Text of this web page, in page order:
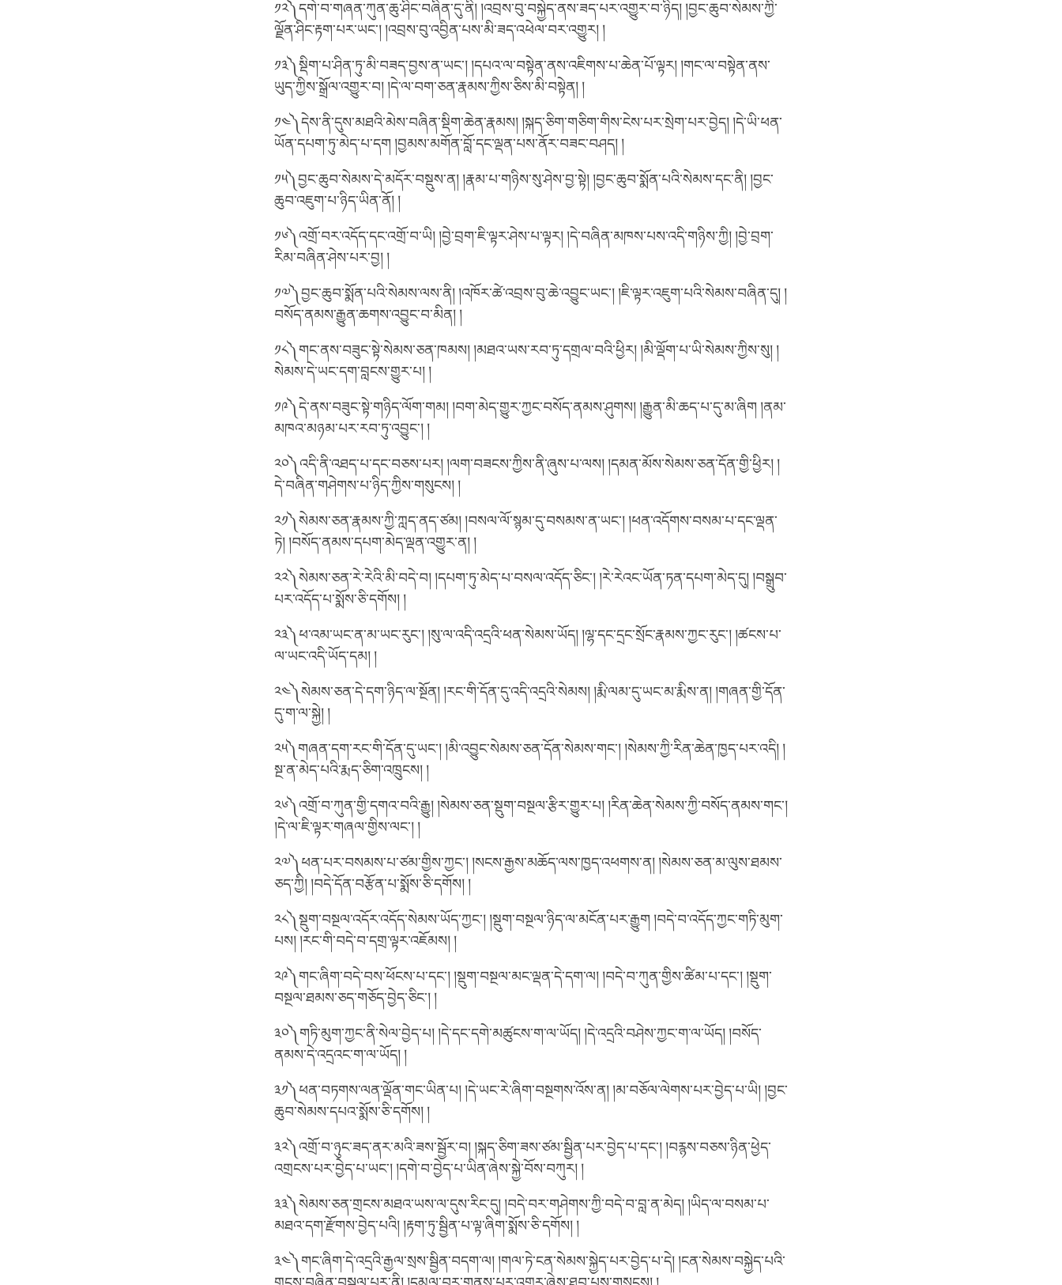
༡༢༽དགེ་བ་གཞན་ཀུན་ཆུ་ཤིང་བཞིན་དུ་ནི། །འབྲས་བུ་བསྐྱེད་ནས་ཟད་པར་འགྱུར་བ་ཉིད། །བྱང་ཆུབ་སེམས་ཀྱི་
ལྗོན་ཤིང་རྟག་པར་ཡང་། །འབྲས་བུ་འབྱིན་པས་མི་ཟད་འཕེལ་བར་འགྱུར། །
༡༣༽སྡིག་པ་ཤིན་ཏུ་མི་བཟད་བྱས་ན་ཡང་། །དཔའ་ལ་བསྟེན་ནས་འཇིགས་པ་ཆེན་པོ་ལྟར། །གང་ལ་བསྟེན་ནས་
ཡུད་ཀྱིས་སྒྲོལ་འགྱུར་བ། །དེ་ལ་བག་ཅན་རྣམས་ཀྱིས་ཅིས་མི་བསྟེན། །
༡༤༽དེས་ནི་དུས་མཐའི་མེས་བཞིན་སྡིག་ཆེན་རྣམས། །སྐད་ཅིག་གཅིག་གིས་ངེས་པར་སྲེག་པར་བྱེད། །དེ་ཡི་ཕན་
ཡོན་དཔག་ཏུ་མེད་པ་དག །བྱམས་མགོན་བློ་དང་ལྡན་པས་ནོར་བཟང་བཤད། །
༡༥༽བྱང་ཆུབ་སེམས་དེ་མདོར་བསྡུས་ན། །རྣམ་པ་གཉིས་སུ་ཤེས་བྱ་སྟེ། །བྱང་ཆུབ་སྨོན་པའི་སེམས་དང་ནི། །བྱང་
ཆུབ་འཇུག་པ་ཉིད་ཡིན་ནོ། །
༡༦༽འགྲོ་བར་འདོད་དང་འགྲོ་བ་ཡི། །བྱེ་བྲག་ཇི་ལྟར་ཤེས་པ་ལྟར། །དེ་བཞིན་མཁས་པས་འདི་གཉིས་ཀྱི། །བྱེ་བྲག་
རིམ་བཞིན་ཤེས་པར་བྱ། །
༡༧༽བྱང་ཆུབ་སྨོན་པའི་སེམས་ལས་ནི། །འཁོར་ཚེ་འབྲས་བུ་ཆེ་འབྱུང་ཡང་། །ཇི་ལྟར་འཇུག་པའི་སེམས་བཞིན་དུ། །
བསོད་ནམས་རྒྱུན་ཆགས་འབྱུང་བ་མིན། །
༡༨༽གང་ནས་བཟུང་སྟེ་སེམས་ཅན་ཁམས། །མཐའ་ཡས་རབ་ཏུ་དགྲལ་བའི་ཕྱིར། །མི་ལྡོག་པ་ཡི་སེམས་ཀྱིས་སུ། །
སེམས་དེ་ཡང་དག་བླངས་གྱུར་པ། །
༡༩༽དེ་ནས་བཟུང་སྟེ་གཉིད་ལོག་གམ། །བག་མེད་གྱུར་ཀྱང་བསོད་ནམས་ཤུགས། །རྒྱུན་མི་ཆད་པ་དུ་མ་ཞིག །ནམ་
མཁའ་མཉམ་པར་རབ་ཏུ་འབྱུང་། །
༢༠༽འདི་ནི་འཐད་པ་དང་བཅས་པར། །ལག་བཟངས་ཀྱིས་ནི་ཞུས་པ་ལས། །དམན་མོས་སེམས་ཅན་དོན་གྱི་ཕྱིར། །
དེ་བཞིན་གཤེགས་པ་ཉིད་ཀྱིས་གསུངས། །
༢༡༽སེམས་ཅན་རྣམས་ཀྱི་ཀླད་ནད་ཙམ། །བསལ་ལོ་སྙམ་དུ་བསམས་ན་ཡང་། །ཕན་འདོགས་བསམ་པ་དང་ལྡན་
ཏེ། །བསོད་ནམས་དཔག་མེད་ལྡན་འགྱུར་ན། །
༢༢༽སེམས་ཅན་རེ་རེའི་མི་བདེ་བ། །དཔག་ཏུ་མེད་པ་བསལ་འདོད་ཅིང་། །རེ་རེའང་ཡོན་ཏན་དཔག་མེད་དུ། །བསྒྲུབ་
པར་འདོད་པ་སྨོས་ཅི་དགོས། །
༢༣༽ཕ་འམ་ཡང་ན་མ་ཡང་རུང་། །སུ་ལ་འདི་འདྲའི་ཕན་སེམས་ཡོད། །ལྷ་དང་དྲང་སྲོང་རྣམས་ཀྱང་རུང་། །ཚངས་པ་
ལ་ཡང་འདི་ཡོད་དམ། །
༢༤༽སེམས་ཅན་དེ་དག་ཉིད་ལ་སྔོན། །རང་གི་དོན་དུ་འདི་འདྲའི་སེམས། །རྨི་ལམ་དུ་ཡང་མ་རྨིས་ན། །གཞན་གྱི་དོན་
དུ་ག་ལ་སྐྱེ། །
༢༥༽གཞན་དག་རང་གི་དོན་དུ་ཡང་། །མི་འབྱུང་སེམས་ཅན་དོན་སེམས་གང་། །སེམས་ཀྱི་རིན་ཆེན་ཁྱད་པར་འདི། །
སྔ་ན་མེད་པའི་རྨད་ཅིག་འཁྲུངས། །
༢༦༽འགྲོ་བ་ཀུན་གྱི་དགའ་བའི་རྒྱུ། །སེམས་ཅན་སྡུག་བསྔལ་རྩིར་གྱུར་པ། །རིན་ཆེན་སེམས་ཀྱི་བསོད་ནམས་གང་།
།དེ་ལ་ཇི་ལྟར་གཞལ་གྱིས་ལང་། །
༢༧༽ཕན་པར་བསམས་པ་ཙམ་གྱིས་ཀྱང་། །སངས་རྒྱས་མཆོད་ལས་ཁྱད་འཕགས་ན། །སེམས་ཅན་མ་ལུས་ཐམས་
ཅད་ཀྱི། །བདེ་དོན་བརྩོན་པ་སྨོས་ཅི་དགོས། །
༢༨༽སྡུག་བསྔལ་འདོར་འདོད་སེམས་ཡོད་ཀྱང་། །སྡུག་བསྔལ་ཉིད་ལ་མངོན་པར་རྒྱུག །བདེ་བ་འདོད་ཀྱང་གཏི་མུག་
པས། །རང་གི་བདེ་བ་དགྲ་ལྟར་འཇོམས། །
༢༩༽གང་ཞིག་བདེ་བས་ཕོངས་པ་དང་། །སྡུག་བསྔལ་མང་ལྡན་དེ་དག་ལ། །བདེ་བ་ཀུན་གྱིས་ཚིམ་པ་དང་། །སྡུག་
བསྔལ་ཐམས་ཅད་གཅོད་བྱེད་ཅིང་། །
༣༠༽གཏི་མུག་ཀྱང་ནི་སེལ་བྱེད་པ། །དེ་དང་དགེ་མཚུངས་ག་ལ་ཡོད། །དེ་འདྲའི་བཤེས་ཀྱང་ག་ལ་ཡོད། །བསོད་
ནམས་དེ་འདྲའང་ག་ལ་ཡོད། །
༣༡༽ཕན་བཏགས་ལན་ལྡོན་གང་ཡིན་པ། །དེ་ཡང་རེ་ཞིག་བསྔགས་འོས་ན། །མ་བཅོལ་ལེགས་པར་བྱེད་པ་ཡི། །བྱང་
ཆུབ་སེམས་དཔའ་སྨོས་ཅི་དགོས། །
༣༢༽འགྲོ་བ་ཉུང་ཟད་ནར་མའི་ཟས་སྦྱོར་བ། །སྐད་ཅིག་ཟས་ཙམ་སྦྱིན་པར་བྱེད་པ་དང་། །བརྙས་བཅས་ཉིན་ཕྱེད་
འགྲངས་པར་བྱེད་པ་ཡང་། །དགེ་བ་བྱེད་པ་ཡིན་ཞེས་སྐྱེ་བོས་བཀུར། །
༣༣༽སེམས་ཅན་གྲངས་མཐའ་ཡས་ལ་དུས་རིང་དུ། །བདེ་བར་གཤེགས་ཀྱི་བདེ་བ་བླ་ན་མེད། །ཡིད་ལ་བསམ་པ་
མཐའ་དག་རྫོགས་བྱེད་པའི། །རྟག་ཏུ་སྦྱིན་པ་ལྟ་ཞིག་སྨོས་ཅི་དགོས། །
༣༤༽གང་ཞིག་དེ་འདྲའི་རྒྱལ་སྲས་སྦྱིན་བདག་ལ། །གལ་ཏེ་ངན་སེམས་སྐྱེད་པར་བྱེད་པ་དེ། །ངན་སེམས་བསྐྱེད་པའི་